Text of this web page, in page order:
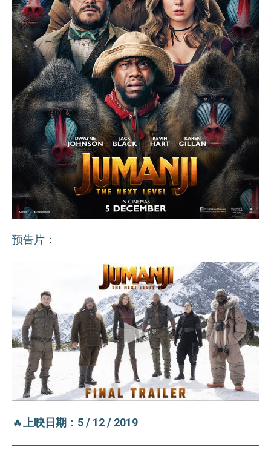
预告片：
🔥上映日期：5 / 12 / 2019